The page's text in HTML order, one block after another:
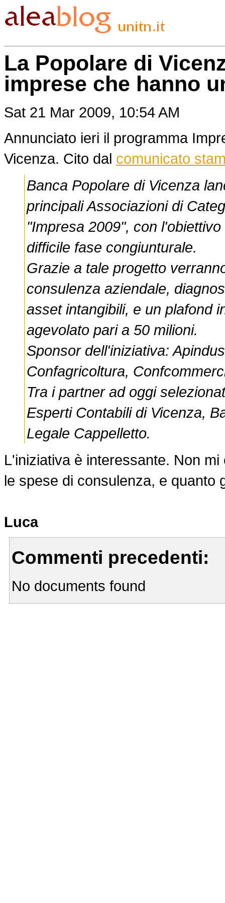
La Popolare di
imprese che hanno
Sat 21 Mar 2009, 10:54 AM
Annunciato ieri il programma
Vicenza. Cito dal comunicato
Banca Popolare di Vicenza
principali Associazioni di
"Impresa 2009", con
difficile fase congiunturale.
Grazie a tale progetto
consulenza aziendale,
asset intangibili, e un plafond
agevolato pari a 50 milioni.
Sponsor dell'iniziativa:
Confagricoltura,
Tra i partner ad oggi
Esperti Contabili di Vicenza,
Legale Cappelletto.
L'iniziativa è interessante. Non
le spese di consulenza, e quanto
Luca
Commenti precedenti:
No documents found